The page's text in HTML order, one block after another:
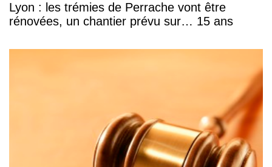
Lyon : les trémies de Perrache vont être
rénovées, un chantier prévu sur… 15 ans